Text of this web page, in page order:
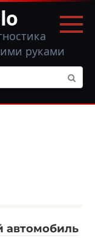
руками
автомобиль